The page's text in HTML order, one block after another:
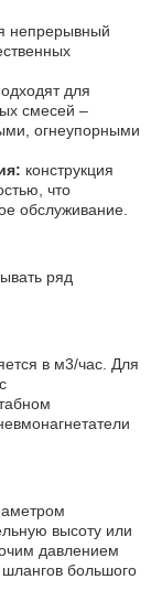
непрерывный
для
смесей –
огнеупорными
конструкция
что
обслуживание.
ряд
в м3/час. Для
высоту или
давлением
большого